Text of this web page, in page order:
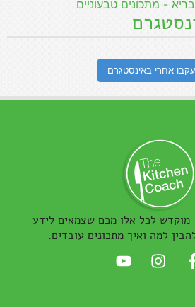
עקבו אחרי באינסטגרם
TheKitchenCoach מוקדש לכל אלו מכם שצמאים לידע
למה ואיך מתכונים עובדים.